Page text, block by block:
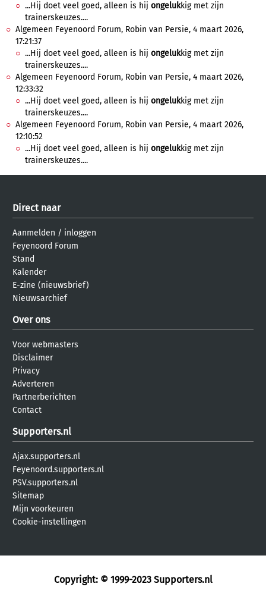
...Hij doet veel goed, alleen is hij ongelukkig met zijn
trainerskeuzes....
Algemeen Feyenoord Forum, Robin van Persie, 4 maart 2026,
17:21:37
...Hij doet veel goed, alleen is hij ongelukkig met zijn
trainerskeuzes....
Algemeen Feyenoord Forum, Robin van Persie, 4 maart 2026,
12:33:32
...Hij doet veel goed, alleen is hij ongelukkig met zijn
trainerskeuzes....
Algemeen Feyenoord Forum, Robin van Persie, 4 maart 2026,
12:10:52
...Hij doet veel goed, alleen is hij ongelukkig met zijn
trainerskeuzes....
Direct naar
Aanmelden / inloggen
Feyenoord Forum
Stand
Kalender
E-zine (nieuwsbrief)
Nieuwsarchief
Over ons
Voor webmasters
Disclaimer
Privacy
Adverteren
Partnerberichten
Contact
Supporters.nl
Ajax.supporters.nl
Feyenoord.supporters.nl
PSV.supporters.nl
Sitemap
Mijn voorkeuren
Cookie-instellingen
Copyright: © 1999-2023 Supporters.nl